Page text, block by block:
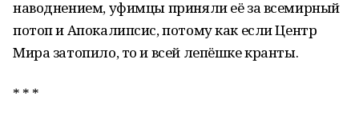
наводнением, уфимцы приняли её за всемирный
потоп и Апокалипсис, потому как если Центр
Мира затопило, то и всей лепёшке кранты.
* * *